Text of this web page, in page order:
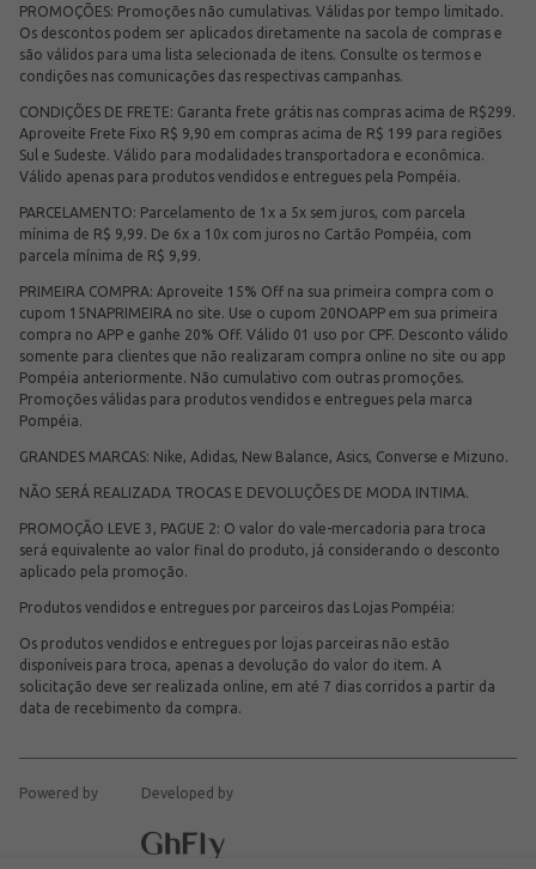
PROMOÇÕES: Promoções não cumulativas. Válidas por tempo limitado.
Os descontos podem ser aplicados diretamente na sacola de compras e
são válidos para uma lista selecionada de itens. Consulte os termos e
condições nas comunicações das respectivas campanhas.
CONDIÇÕES DE FRETE: Garanta frete grátis nas compras acima de R$299.
Aproveite Frete Fixo R$ 9,90 em compras acima de R$ 199 para regiões
Sul e Sudeste. Válido para modalidades transportadora e econômica.
Válido apenas para produtos vendidos e entregues pela Pompéia.
PARCELAMENTO: Parcelamento de 1x a 5x sem juros, com parcela
mínima de R$ 9,99. De 6x a 10x com juros no Cartão Pompéia, com
parcela mínima de R$ 9,99.
PRIMEIRA COMPRA: Aproveite 15% Off na sua primeira compra com o
cupom 15NAPRIMEIRA no site. Use o cupom 20NOAPP em sua primeira
compra no APP e ganhe 20% Off. Válido 01 uso por CPF. Desconto válido
somente para clientes que não realizaram compra online no site ou app
Pompéia anteriormente. Não cumulativo com outras promoções.
Promoções válidas para produtos vendidos e entregues pela marca
Pompéia.
GRANDES MARCAS: Nike, Adidas, New Balance, Asics, Converse e Mizuno.
NÃO SERÁ REALIZADA TROCAS E DEVOLUÇÕES DE MODA INTIMA.
PROMOÇÃO LEVE 3, PAGUE 2: O valor do vale-mercadoria para troca
será equivalente ao valor final do produto, já considerando o desconto
aplicado pela promoção.
Produtos vendidos e entregues por parceiros das Lojas Pompéia:
Os produtos vendidos e entregues por lojas parceiras não estão
disponíveis para troca, apenas a devolução do valor do item. A
solicitação deve ser realizada online, em até 7 dias corridos a partir da
data de recebimento da compra.
Powered by Developed by